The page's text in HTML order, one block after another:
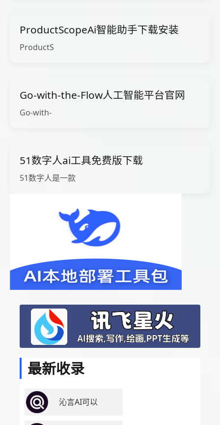
ProductScopeAi智能助手下载安装
ProductS
Go-with-the-Flow人工智能平台官网
Go-with-
51数字人ai工具免费版下载
51数字人是一款
最新收录
沁言AI可以